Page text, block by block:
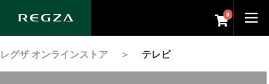
0
レグザ オンラインストア ＞ テレビ